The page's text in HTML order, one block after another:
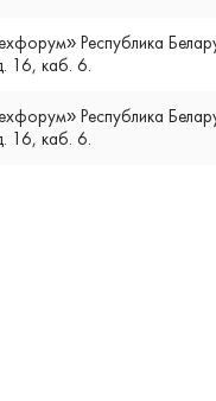
Республика
16, каб. 6.
Республика
16, каб. 6.